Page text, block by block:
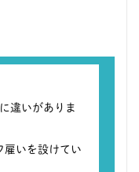
違いがありま
雇いを設けてい